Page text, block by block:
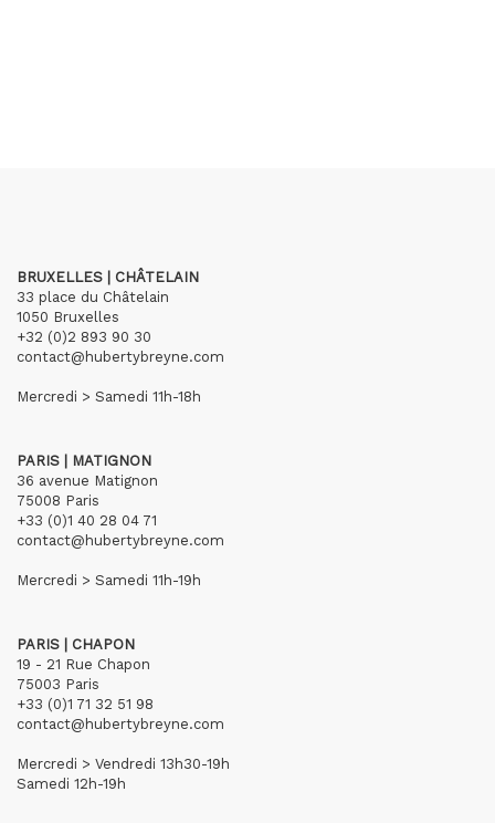
BRUXELLES | CHÂTELAIN
33 place du Châtelain
1050 Bruxelles
+32 (0)2 893 90 30
contact@hubertybreyne.com
Mercredi > Samedi 11h-18h
PARIS | MATIGNON
36 avenue Matignon
75008 Paris
+33 (0)1 40 28 04 71
contact@hubertybreyne.com
Mercredi > Samedi 11h-19h
PARIS | CHAPON
19 - 21 Rue Chapon
75003 Paris
+33 (0)1 71 32 51 98
contact@hubertybreyne.com
Mercredi > Vendredi 13h30-19h
Samedi 12h-19h